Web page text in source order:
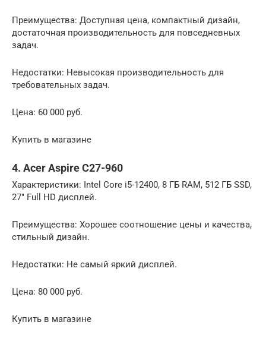
Преимущества: Доступная цена, компактный дизайн,
достаточная производительность для повседневных
задач.
Недостатки: Невысокая производительность для
требовательных задач.
Цена: 60 000 руб.
Купить в магазине
4. Acer Aspire C27-960
Характеристики: Intel Core i5-12400, 8 ГБ RAM, 512 ГБ SSD,
27″ Full HD дисплей.
Преимущества: Хорошее соотношение цены и качества,
стильный дизайн.
Недостатки: Не самый яркий дисплей.
Цена: 80 000 руб.
Купить в магазине